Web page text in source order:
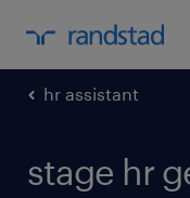
hr assistant
stage hr